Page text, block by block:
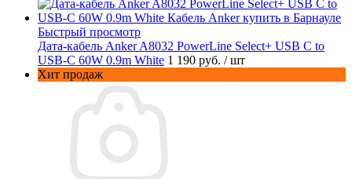
Быстрый просмотр
Дата-кабель Anker A8032 PowerLine Select+ USB C to
USB-C 60W 0.9m White 1 190 руб. / шт
Хит продаж